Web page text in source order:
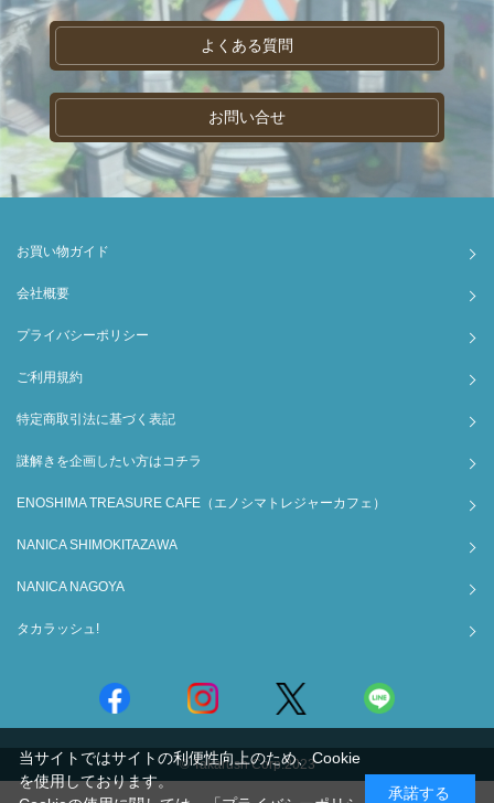
よくある質問
お問い合せ
お買い物ガイド
会社概要
プライバシーポリシー
ご利用規約
特定商取引法に基づく表記
謎解きを企画したい方はコチラ
ENOSHIMA TREASURE CAFE（エノシマトレジャーカフェ）
NANICA SHIMOKITAZAWA
NANICA NAGOYA
タカラッシュ!
© Takarush Corp.2023
当サイトではサイトの利便性向上のため、Cookie
を使用しております。
承諾する